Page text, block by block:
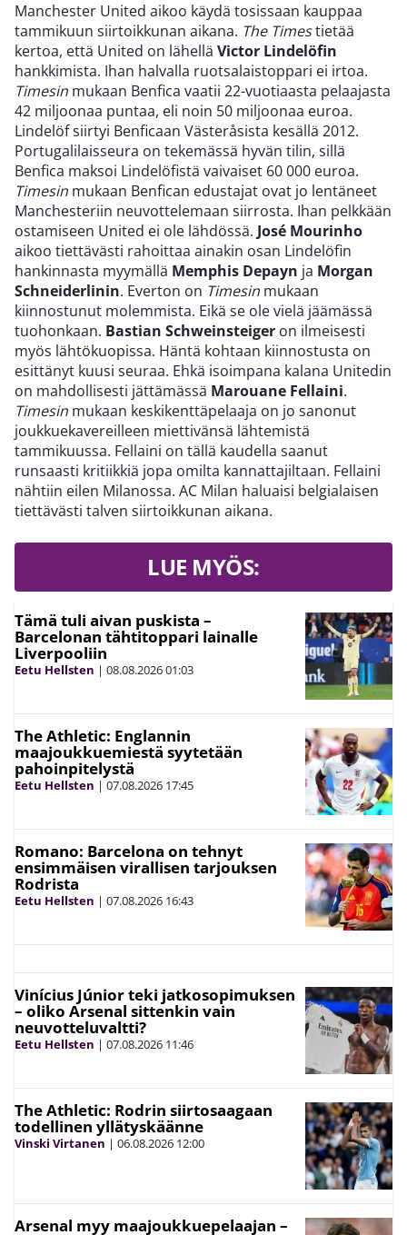
Manchester United aikoo käydä tosissaan kauppaa
tammikuun siirtoikkunan aikana. The Timestietää
kertoa, että United on lähellä Victor Lindelöfin
hankkimista. Ihan halvalla ruotsalaistoppari ei irtoa.
Timesin mukaan Benfica vaatii 22-vuotiaasta pelaajasta
42 miljoonaa puntaa, eli noin 50 miljoonaa euroa.
Lindelöf siirtyi Benficaan Västeråsista kesällä 2012.
Portugalilaisseura on tekemässä hyvän tilin, sillä
Benfica maksoi Lindelöfistä vaivaiset 60 000 euroa.
Timesin mukaan Benfican edustajat ovat jo lentäneet
Manchesteriin neuvottelemaan siirrosta. Ihan pelkkään
ostamiseen United ei ole lähdössä. José Mourinho
aikoo tiettävästi rahoittaa ainakin osan Lindelöfin
hankinnasta myymällä Memphis Depayn ja Morgan
Schneiderlinin. Everton on Timesin mukaan
kiinnostunut molemmista. Eikä se ole vielä jäämässä
tuohonkaan. Bastian Schweinsteiger on ilmeisesti
myös lähtökuopissa. Häntä kohtaan kiinnostusta on
esittänyt kuusi seuraa. Ehkä isoimpana kalana Unitedin
on mahdollisesti jättämässä Marouane Fellaini.
Timesin mukaan keskikenttäpelaaja on jo sanonut
joukkuekavereilleen miettivänsä lähtemistä
tammikuussa. Fellaini on tällä kaudella saanut
runsaasti kritiikkiä jopa omilta kannattajiltaan. Fellaini
nähtiin eilen Milanossa. AC Milan haluaisi belgialaisen
tiettävästi talven siirtoikkunan aikana.
LUE MYÖS:
Tämä tuli aivan puskista –
Barcelonan tähtitoppari lainalle
Liverpooliin
Eetu Hellsten | 08.08.202601:03
The Athletic: Englannin
maajoukkuemiestä syytetään
pahoinpitelystä
Eetu Hellsten | 07.08.2026 17:45
Romano: Barcelona on tehnyt
ensimmäisen virallisen tarjouksen
Rodrista
Eetu Hellsten | 07.08.2026 16:43
Vinícius Júnior teki jatkosopimuksen
– oliko Arsenal sittenkin vain
neuvotteluvaltti?
Eetu Hellsten | 07.08.2026 11:46
The Athletic: Rodrin siirtosaagaan
todellinen yllätyskäänne
Vinski Virtanen | 06.08.2026 12:00
Arsenal myy maajoukkuepelaajan –